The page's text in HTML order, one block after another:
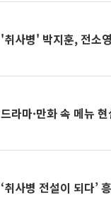
'취사병' 박지훈, 전소
드라마·만화 속 메뉴
‘취사병 전설이 되다’